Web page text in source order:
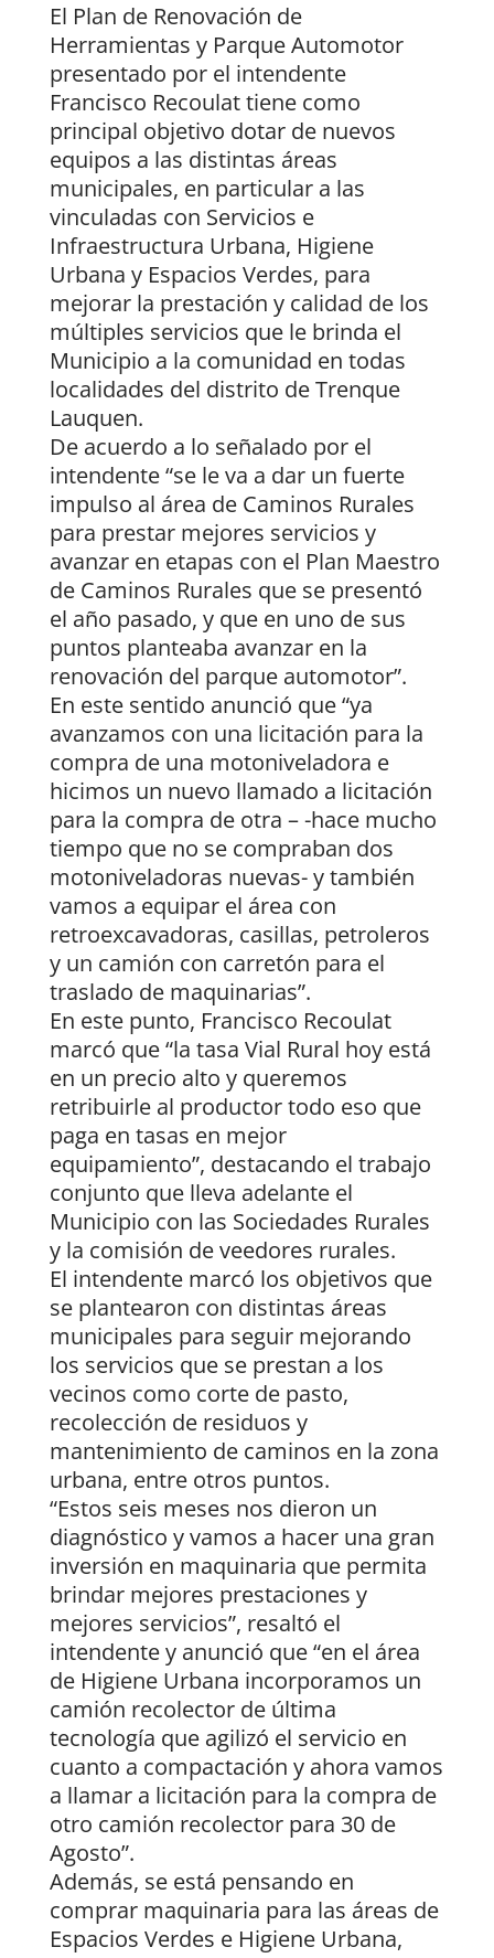
El Plan de Renovación de
Herramientas y Parque Automotor
presentado por el intendente
Francisco Recoulat tiene como
principal objetivo dotar de nuevos
equipos a las distintas áreas
municipales, en particular a las
vinculadas con Servicios e
Infraestructura Urbana, Higiene
Urbana y Espacios Verdes, para
mejorar la prestación y calidad de los
múltiples servicios que le brinda el
Municipio a la comunidad en todas
localidades del distrito de Trenque
Lauquen.
De acuerdo a lo señalado por el
intendente “se le va a dar un fuerte
impulso al área de Caminos Rurales
para prestar mejores servicios y
avanzar en etapas con el Plan Maestro
de Caminos Rurales que se presentó
el año pasado, y que en uno de sus
puntos planteaba avanzar en la
renovación del parque automotor”.
En este sentido anunció que “ya
avanzamos con una licitación para la
compra de una motoniveladora e
hicimos un nuevo llamado a licitación
para la compra de otra – -hace mucho
tiempo que no se compraban dos
motoniveladoras nuevas- y también
vamos a equipar el área con
retroexcavadoras, casillas, petroleros
y un camión con carretón para el
traslado de maquinarias”.
En este punto, Francisco Recoulat
marcó que “la tasa Vial Rural hoy está
en un precio alto y queremos
retribuirle al productor todo eso que
paga en tasas en mejor
equipamiento”, destacando el trabajo
conjunto que lleva adelante el
Municipio con las Sociedades Rurales
y la comisión de veedores rurales.
El intendente marcó los objetivos que
se plantearon con distintas áreas
municipales para seguir mejorando
los servicios que se prestan a los
vecinos como corte de pasto,
recolección de residuos y
mantenimiento de caminos en la zona
urbana, entre otros puntos.
“Estos seis meses nos dieron un
diagnóstico y vamos a hacer una gran
inversión en maquinaria que permita
brindar mejores prestaciones y
mejores servicios”, resaltó el
intendente y anunció que “en el área
de Higiene Urbana incorporamos un
camión recolector de última
tecnología que agilizó el servicio en
cuanto a compactación y ahora vamos
a llamar a licitación para la compra de
otro camión recolector para 30 de
Agosto”.
Además, se está pensando en
comprar maquinaria para las áreas de
Espacios Verdes e Higiene Urbana,